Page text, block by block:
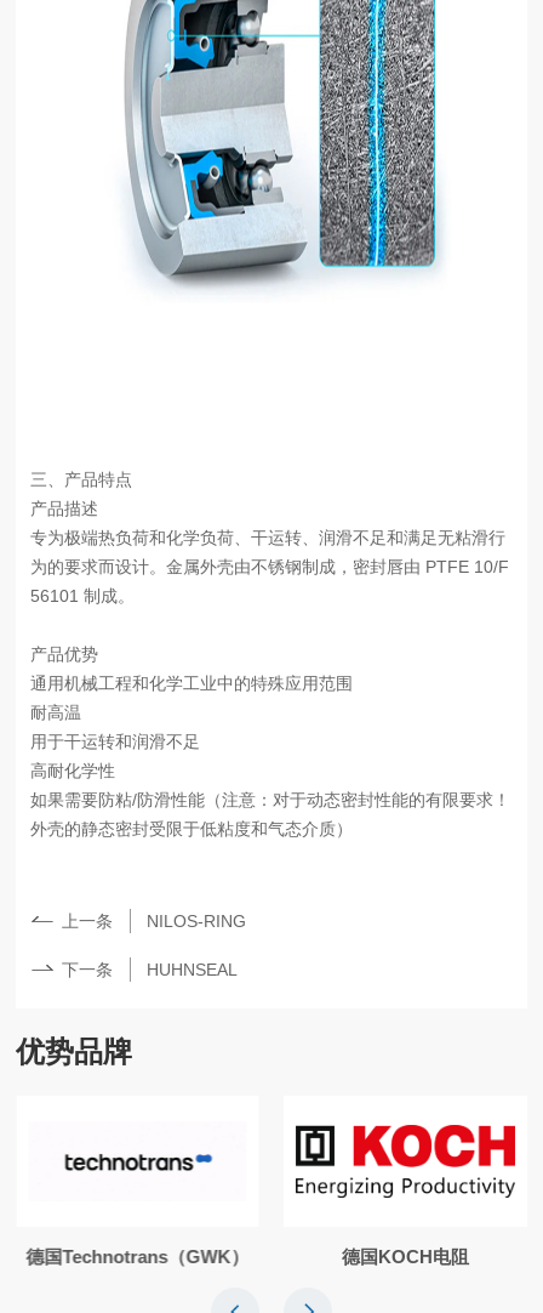
三、产品特点
产品描述
专为极端热负荷和化学负荷、干运转、润滑不足和满足无粘滑行
为的要求而设计。金属外壳由不锈钢制成，密封唇由 PTFE 10/F
56101 制成。
产品优势
通用机械工程和化学工业中的特殊应用范围
耐高温
用于干运转和润滑不足
高耐化学性
如果需要防粘/防滑性能（注意：对于动态密封性能的有限要求！
外壳的静态密封受限于低粘度和气态介质）
上一条 NILOS-RING
下一条 HUHNSEAL
优势品牌
德国Technotrans（GWK） 德国KOCH电阻